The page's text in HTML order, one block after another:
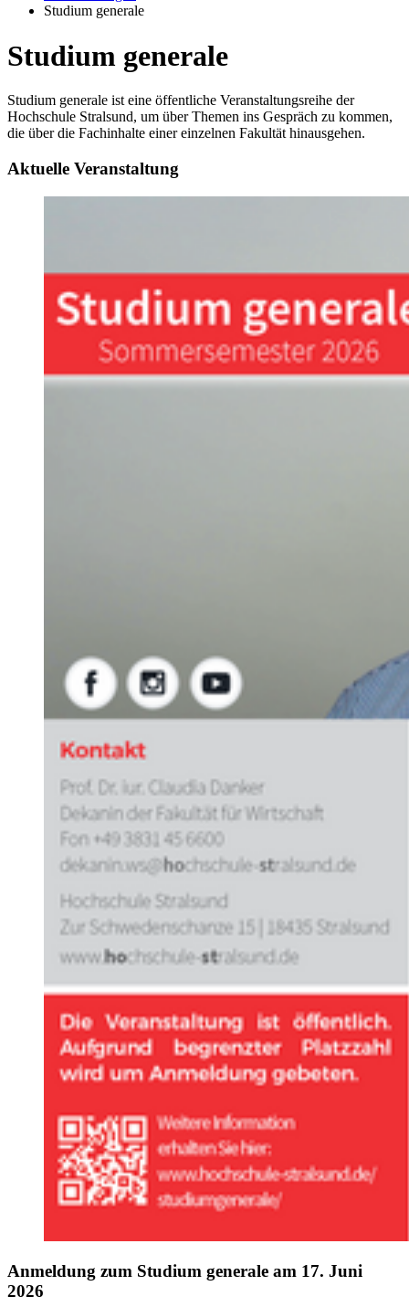
Studium generale
Stu­di­um ge­ne­ra­le
Studium generale ist eine öffentliche Veranstaltungsreihe der
Hochschule Stralsund, um über Themen ins Gespräch zu kommen,
die über die Fachinhalte einer einzelnen Fakultät hinausgehen.
Ak­tu­el­le Ver­an­stal­tung
An­mel­dung zum Stu­di­um ge­ne­ra­le am 17. Juni
2026